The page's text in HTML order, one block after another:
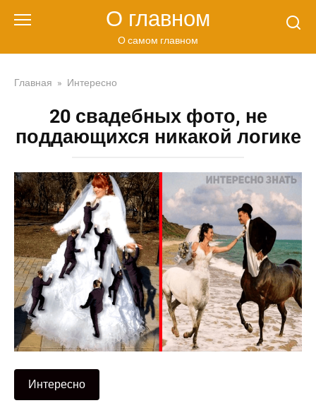
О главном
О самом главном
Главная » Интересно
20 свадебных фото, не
поддающихся никакой логике
Интересно